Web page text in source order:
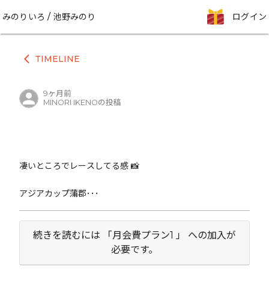
みのりいろ / 池野みのり ログイン
arrow_back_ios TIMELINE
9ヶ月前
MINORI IKENOの投稿
アジアカップ蒲郡･･･
続きを読むには 「月会費プラン1 」 への加入が
必要です。